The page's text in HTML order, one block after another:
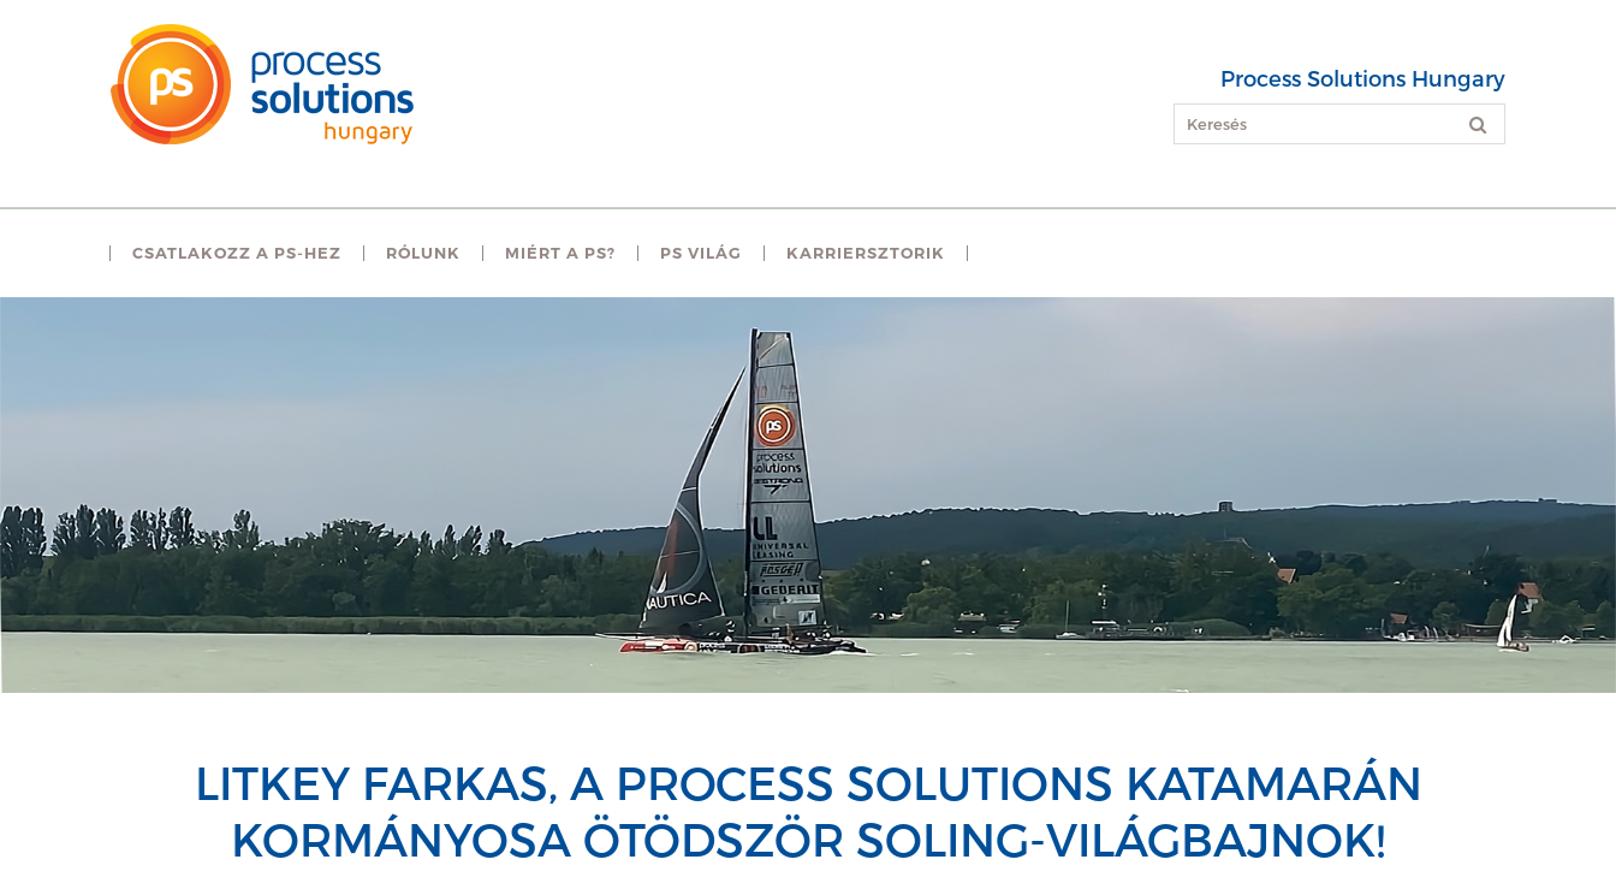
Process Solutions Hungary
CSATLAKOZZ A PS-HEZ RÓLUNK MIÉRT A PS? PS VILÁG KARRIERSZTORIK
LITKEY FARKAS, A PROCESS SOLUTIONS KATAMARÁN
KORMÁNYOSA ÖTÖDSZÖR SOLING-VILÁGBAJNOK!